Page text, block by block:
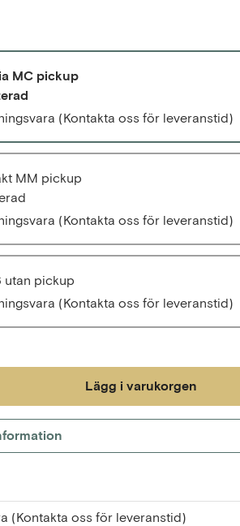
MC pickup
(Kontakta oss för leveranstid)
MM pickup
(Kontakta oss för leveranstid)
utan pickup
(Kontakta oss för leveranstid)
Lägg i varukorgen
(Kontakta oss för leveranstid)